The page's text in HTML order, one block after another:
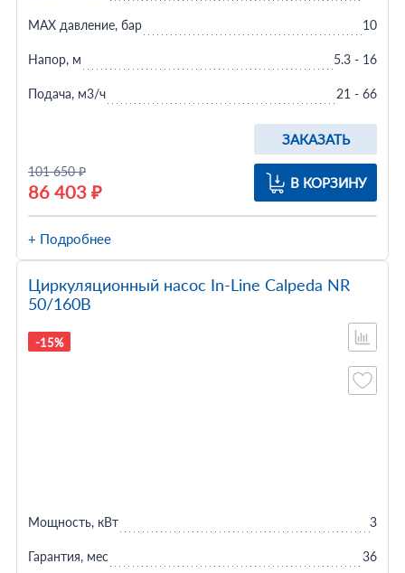
101 650 ₽
86 403 ₽
ЗАКАЗАТЬ
В КОРЗИНУ
MAX давление, бар 10
Напор, м 5.3 - 16
Подача, м3/ч 21 - 66
+ Подробнее
Циркуляционный насос In-Line Calpeda NR
50/160B
-15%
Мощность, кВт 3
Гарантия, мес 36